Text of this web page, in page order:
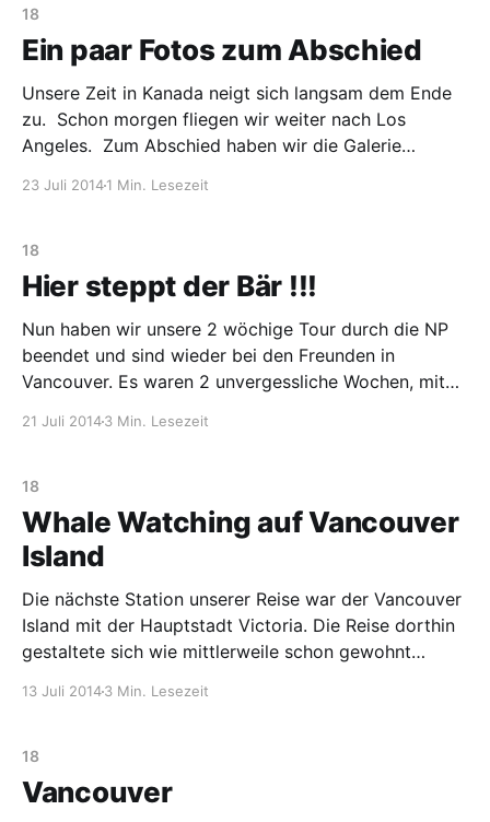
18
Ein paar Fotos zum Abschied
Unsere Zeit in Kanada neigt sich langsam dem Ende
zu. Schon morgen fliegen wir weiter nach Los
Angeles. Zum Abschied haben wir die Galerie
„Maskottchen on Tour“ in der
23 Juli 20141 Min. Lesezeit
18
Hier steppt der Bär !!!
Nun haben wir unsere 2 wöchige Tour durch die NP
beendet und sind wieder bei den Freunden in
Vancouver. Es waren 2 unvergessliche Wochen, mit
aber wie „our
21 Juli 20143 Min. Lesezeit
18
Whale Watching auf Vancouver
Island
Die nächste Station unserer Reise war der Vancouver
Island mit der Hauptstadt Victoria. Die Reise dorthin
gestaltete sich wie mittlerweile schon gewohnt
waren wir am Hafen
13 Juli 20143 Min. Lesezeit
18
Vancouver